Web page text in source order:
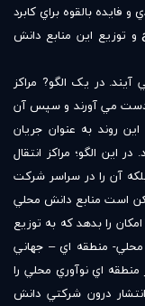
فايده بالقوه براي کابرد
و توزيع اين منابع دانش
در يک الگو? مراکز
دست مي آورند و سپس آن
روند به عنوان جريان
الگو؛ مراکز انتقال
آن را در سراسر شرکت
است منابع دانش محلي
امکان را بدهد که به توزيع
محلي- منطقه اي – جهاني
اي نوآوري محلي را
درون شرکتي دانش